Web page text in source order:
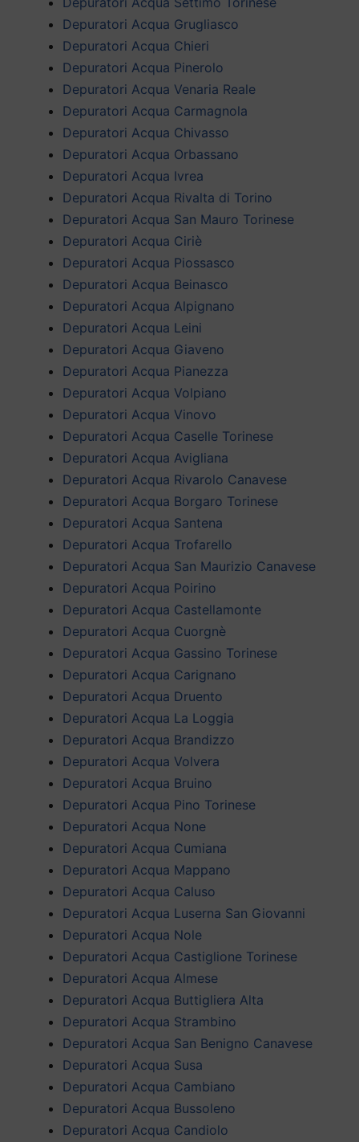
Depuratori Acqua Grugliasco
Depuratori Acqua Chieri
Depuratori Acqua Pinerolo
Depuratori Acqua Venaria Reale
Depuratori Acqua Carmagnola
Depuratori Acqua Chivasso
Depuratori Acqua Orbassano
Depuratori Acqua Ivrea
Depuratori Acqua Rivalta di Torino
Depuratori Acqua San Mauro Torinese
Depuratori Acqua Ciriè
Depuratori Acqua Piossasco
Depuratori Acqua Beinasco
Depuratori Acqua Alpignano
Depuratori Acqua Leini
Depuratori Acqua Giaveno
Depuratori Acqua Pianezza
Depuratori Acqua Volpiano
Depuratori Acqua Vinovo
Depuratori Acqua Caselle Torinese
Depuratori Acqua Avigliana
Depuratori Acqua Rivarolo Canavese
Depuratori Acqua Borgaro Torinese
Depuratori Acqua Santena
Depuratori Acqua Trofarello
Depuratori Acqua San Maurizio Canavese
Depuratori Acqua Poirino
Depuratori Acqua Castellamonte
Depuratori Acqua Cuorgnè
Depuratori Acqua Gassino Torinese
Depuratori Acqua Carignano
Depuratori Acqua Druento
Depuratori Acqua La Loggia
Depuratori Acqua Brandizzo
Depuratori Acqua Volvera
Depuratori Acqua Bruino
Depuratori Acqua Pino Torinese
Depuratori Acqua None
Depuratori Acqua Cumiana
Depuratori Acqua Mappano
Depuratori Acqua Caluso
Depuratori Acqua Luserna San Giovanni
Depuratori Acqua Nole
Depuratori Acqua Castiglione Torinese
Depuratori Acqua Almese
Depuratori Acqua Buttigliera Alta
Depuratori Acqua Strambino
Depuratori Acqua San Benigno Canavese
Depuratori Acqua Susa
Depuratori Acqua Cambiano
Depuratori Acqua Bussoleno
Depuratori Acqua Candiolo